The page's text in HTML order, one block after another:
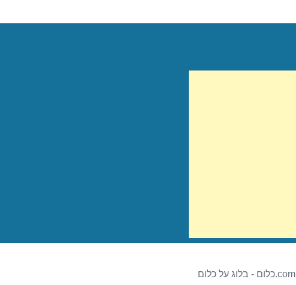
com.כלום - בלוג על כלום